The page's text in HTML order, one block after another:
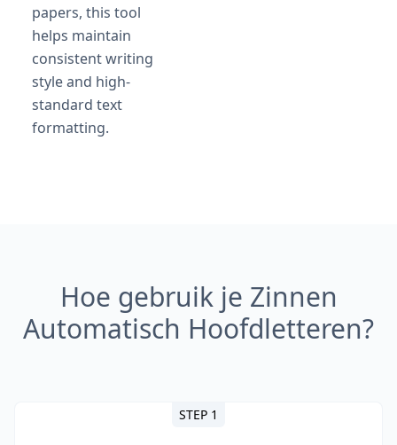
papers, this tool
helps maintain
consistent writing
style and high-
standard text
formatting.
Hoe gebruik je Zinnen
Automatisch Hoofdletteren?
STEP 1